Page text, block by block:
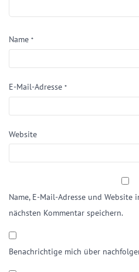
Name *
E-Mail-Adresse *
Website
Name, E-Mail-Adresse und Website
nächsten Kommentar speichern.
Benachrichtige mich über